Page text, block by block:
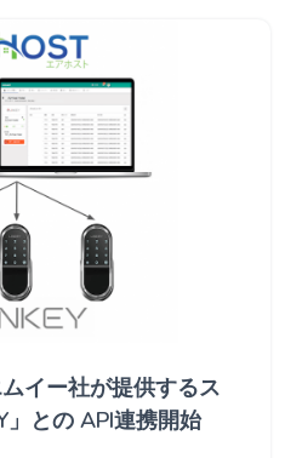
イー社が提供するス
」との API連携開始